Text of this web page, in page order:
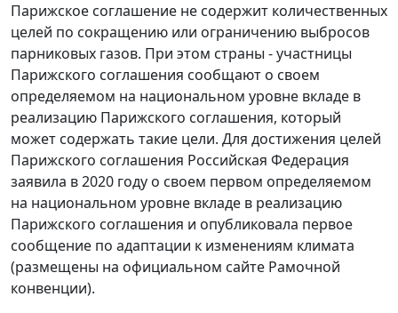
Парижское соглашение не содержит количественных
целей по сокращению или ограничению выбросов
парниковых газов. При этом страны - участницы
Парижского соглашения сообщают о своем
определяемом на национальном уровне вкладе в
реализацию Парижского соглашения, который
может содержать такие цели. Для достижения целей
Парижского соглашения Российская Федерация
заявила в 2020 году о своем первом определяемом
на национальном уровне вкладе в реализацию
Парижского соглашения и опубликовала первое
сообщение по адаптации к изменениям климата
(размещены на официальном сайте Рамочной
конвенции).